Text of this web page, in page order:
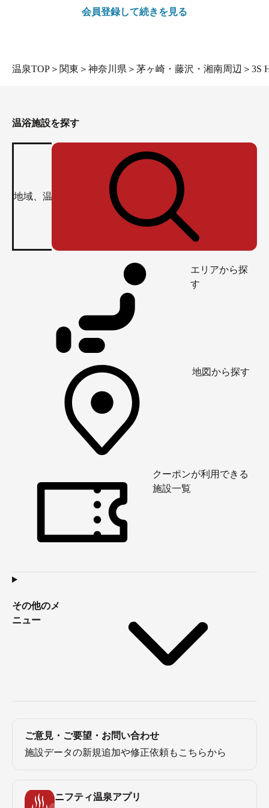
会員登録して続きを見る
温泉TOP ＞ 関東 ＞ 神奈川県 ＞ 茅ヶ崎・藤沢・湘南周辺 ＞ 3S
温浴施設を探す
エリアから探
す
地図から探す
クーポンが利用できる
施設一覧
その他のメ
ニュー
ご意見・ご要望・お問い合わせ
施設データの新規追加や修正依頼もこちらから
ニフティ温泉アプリ